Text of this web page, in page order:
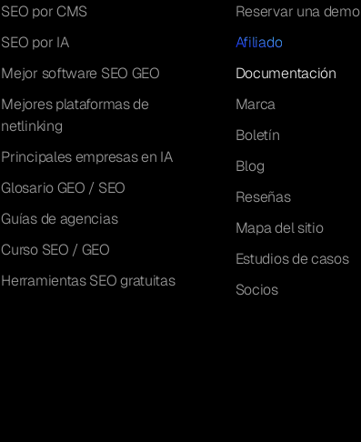
SEO por CMS
SEO por IA
Mejor software SEO GEO
Mejores plataformas de
netlinking
Principales empresas en IA
Glosario GEO / SEO
Guías de agencias
Curso SEO / GEO
Herramientas SEO gratuitas
Reservar una demo
Afiliado
Documentación
Marca
Boletín
Blog
Reseñas
Mapa del sitio
Estudios de casos
Socios